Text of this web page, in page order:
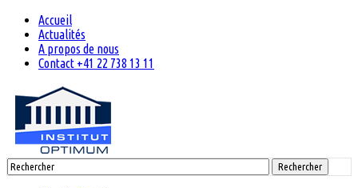
Accueil
Actualités
A propos de nous
Contact +41 22 738 13 11
Rechercher